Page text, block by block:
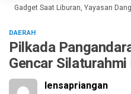
Gadget Saat Liburan, Yayasan
DAERAH
Pilkada
Gencar
lensapriangan